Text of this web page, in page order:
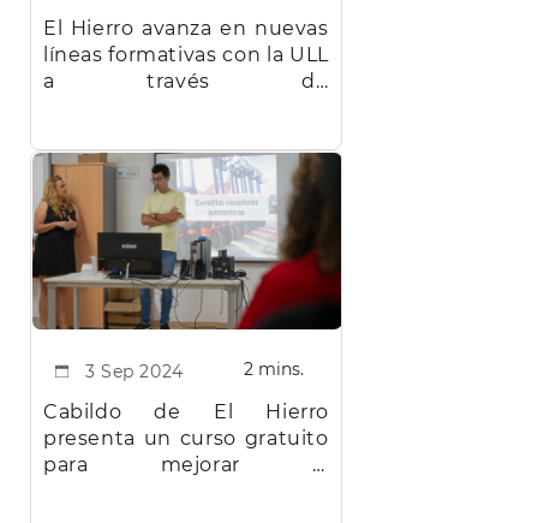
El Hierro avanza en nuevas
líneas formativas con la ULL
a través de
insular
3 Sep 2024 2 mins.
Cabildo de El Hierro
presenta un curso gratuito
para mejorar la